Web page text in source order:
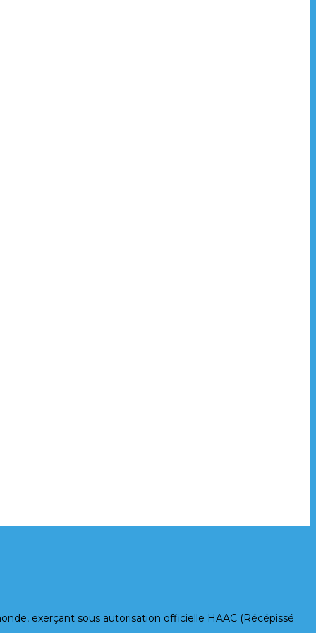
exerçant sous autorisation officielle HAAC (Récépissé